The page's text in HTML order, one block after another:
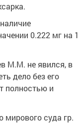
0.222 мг на 1
М.М. не явился, в
дело без его
полностью и
суда гр.